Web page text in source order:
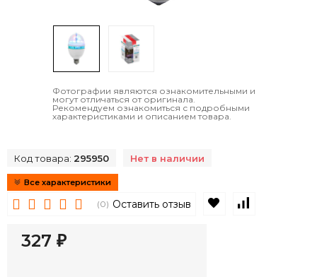
Фотографии являются ознакомительными и
могут отличаться от оригинала.
Рекомендуем ознакомиться с подробными
характеристиками и описанием товара.
Код товара: 295950 Нет в наличии
Все характеристики
(0) Оставить отзыв В избранное
327 ₽